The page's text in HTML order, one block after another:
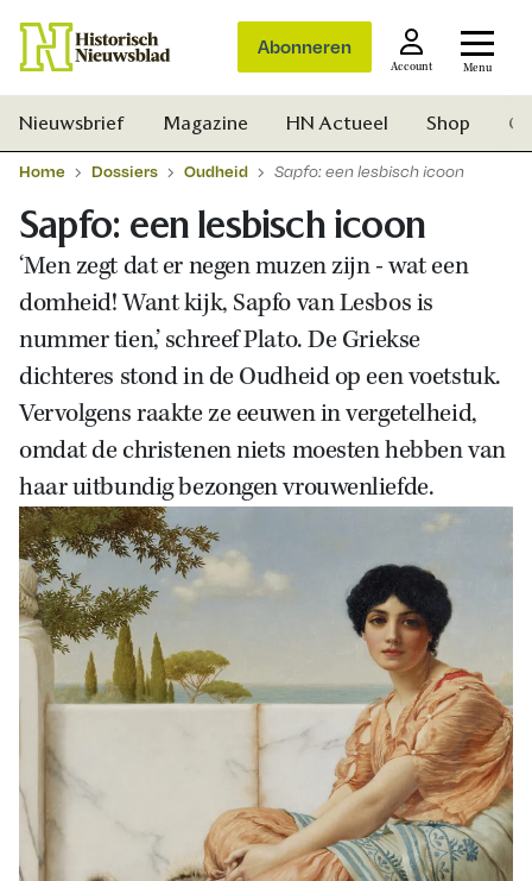
Abonneren
Account Menu
Zoek
Nieuwsbrief Magazine HN Actueel Shop
Home Dossiers Oudheid Sapfo: een lesbisch icoon
Sapfo: een lesbisch icoon
‘Men zegt dat er negen muzen zijn - wat een
domheid! Want kijk, Sapfo van Lesbos is
nummer tien,’ schreef Plato. De Griekse
dichteres stond in de Oudheid op een voetstuk.
Vervolgens raakte ze eeuwen in vergetelheid,
omdat de christenen niets moesten hebben van
haar uitbundig bezongen vrouwenliefde.